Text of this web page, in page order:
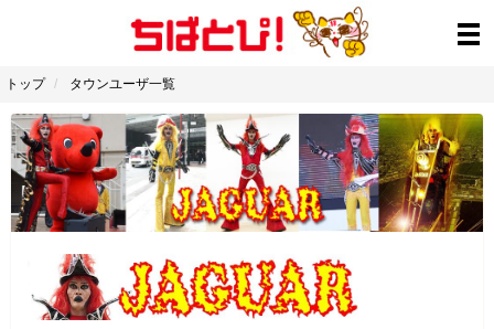
トップ タウンユーザ一覧